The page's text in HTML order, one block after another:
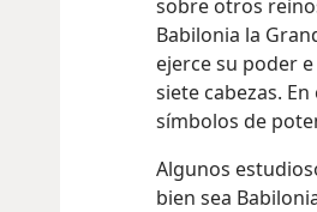
sobre otros
Babilonia la
ejerce su poder
siete cabezas.
símbolos de
Algunos
bien sea